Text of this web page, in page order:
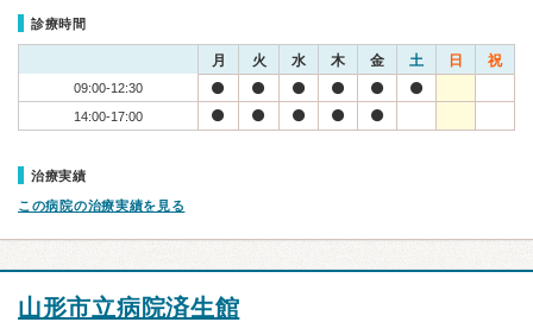
診療時間
月 火 水 木 金 土 日 祝
09:00-12:30
14:00-17:00
治療実績
この病院の治療実績を見る
山形市立病院済生館